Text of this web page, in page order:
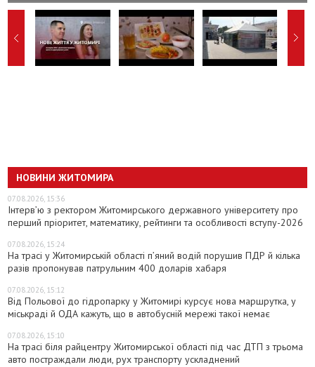
НОВИНИ ЖИТОМИРА
07.08.2026, 15:36
Інтерв’ю з ректором Житомирського державного університету про
перший пріоритет, математику, рейтинги та особливості вступу-2026
07.08.2026, 15:24
На трасі у Житомирській області п’яний водій порушив ПДР й кілька
разів пропонував патрульним 400 доларів хабаря
07.08.2026, 15:12
Від Польової до гідропарку у Житомирі курсує нова маршрутка, у
міськраді й ОДА кажуть, що в автобусній мережі такої немає
07.08.2026, 15:10
На трасі біля райцентру Житомирської області під час ДТП з трьома
авто постраждали люди, рух транспорту ускладнений